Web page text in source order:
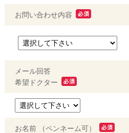
お問い合わせ内容
メール回答
希望ドクター
お名前 （ペンネーム可）